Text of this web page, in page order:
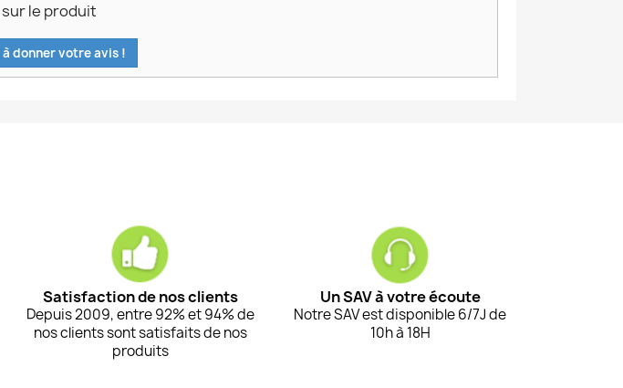
le produit
donner votre avis !
Satisfaction de nos clients
Depuis 2009, entre 92% et 94% de
nos clients sont satisfaits de nos
produits
Un SAV à votre écoute
Notre SAV est disponible 6/7J de
10h à 18H